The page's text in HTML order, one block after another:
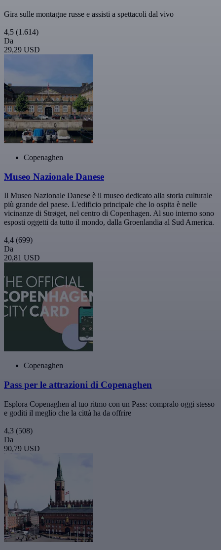
Gira sulle montagne russe e assisti a spettacoli dal vivo
4,5 (1.614)
Da
29,29 USD
Copenaghen
Museo Nazionale Danese
Il Museo Nazionale Danese è il museo dedicato alla storia culturale
più grande del paese. L'edificio principale che lo ospita è nelle
vicinanze di Strøget, nel centro di Copenhagen. Al suo interno sono
esposti oggetti da tutto il mondo, dalla Groenlandia al Sud America.
4,4 (699)
Da
20,81 USD
Copenaghen
Pass per le attrazioni di Copenaghen
Esplora Copenaghen al tuo ritmo con un Pass: compralo oggi stesso
e goditi il meglio che la città ha da offrire
4,3 (508)
Da
90,79 USD